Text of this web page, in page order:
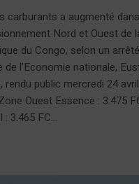
carburants a augmenté
Nord et Ouest de
du Congo, selon un
de l’Economie nationale,
rendu public mercredi 24
Ouest Essence : 3.475
: 3.465 FC...